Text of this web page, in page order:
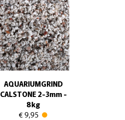
AQUARIUMGRIND
CALSTONE 2-3mm -
8kg
€ 9,95